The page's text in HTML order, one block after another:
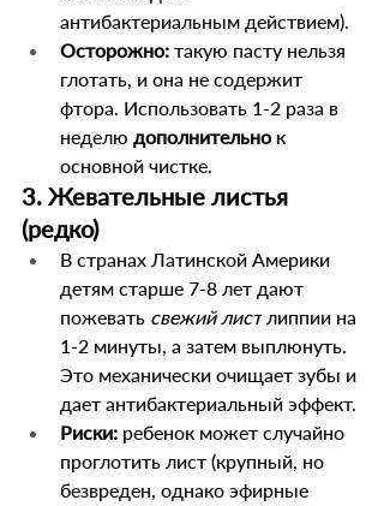
антибактериальным действием).
Осторожно: такую пасту нельзя
глотать, и она не содержит
фтора. Использовать 1-2 раза в
неделю дополнительно к
основной чистке.
3. Жевательные листья
(редко)
В странах Латинской Америки
детям старше 7-8 лет дают
пожевать свежий лист липпии на
1-2 минуты, а затем выплюнуть.
Это механически очищает зубы и
дает антибактериальный эффект.
Риски: ребенок может случайно
проглотить лист (крупный, но
безвреден, однако эфирные